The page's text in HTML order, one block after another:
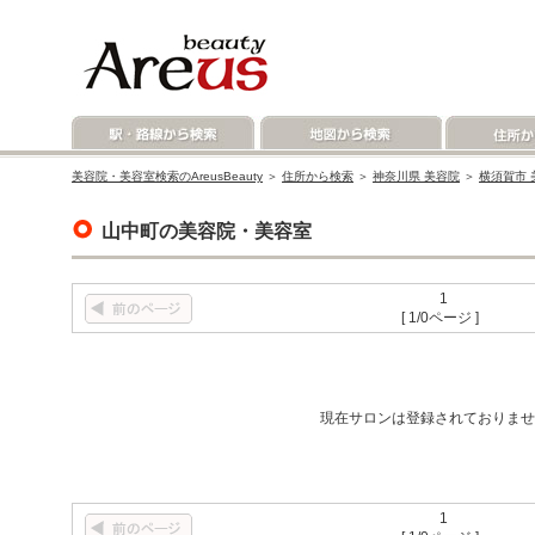
美容院・美容室検索のAreusBeauty ＞ 住所から検索 ＞ 神奈川県 美容院 ＞ 横須賀市
山中町の美容院・美容室
1
[ 1/0ページ ]
現在サロンは登録されておりま
1